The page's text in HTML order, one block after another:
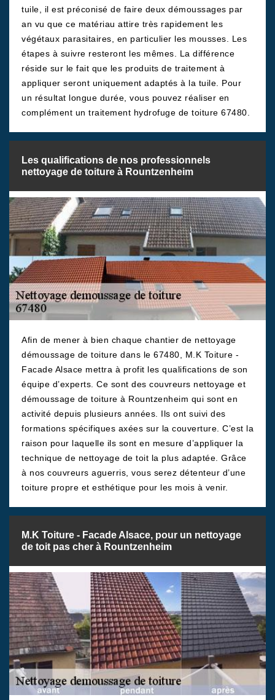
tuile, il est préconisé de faire deux démoussages par
an vu que ce matériau attire très rapidement les
végétaux parasitaires, en particulier les mousses. Les
étapes à suivre resteront les mêmes. La différence
réside sur le fait que les produits de traitement à
appliquer seront uniquement adaptés à la tuile. Pour
un résultat longue durée, vous pouvez réaliser en
complément un traitement hydrofuge de toiture 67480.
Les qualifications de nos professionnels
nettoyage de toiture à Rountzenheim
Afin de mener à bien chaque chantier de nettoyage
démoussage de toiture dans le 67480, M.K Toiture -
Facade Alsace mettra à profit les qualifications de son
équipe d’experts. Ce sont des couvreurs nettoyage et
démoussage de toiture à Rountzenheim qui sont en
activité depuis plusieurs années. Ils ont suivi des
formations spécifiques axées sur la couverture. C’est la
raison pour laquelle ils sont en mesure d’appliquer la
technique de nettoyage de toit la plus adaptée. Grâce
à nos couvreurs aguerris, vous serez détenteur d’une
toiture propre et esthétique pour les mois à venir.
M.K Toiture - Facade Alsace, pour un nettoyage
de toit pas cher à Rountzenheim